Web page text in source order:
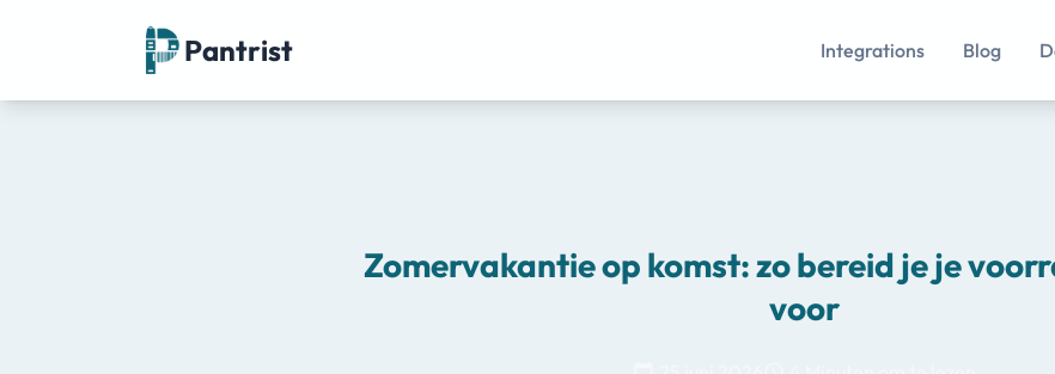
Pantrist Integrations Blog
Zomervakantie op komst: zo bereid je je
voor